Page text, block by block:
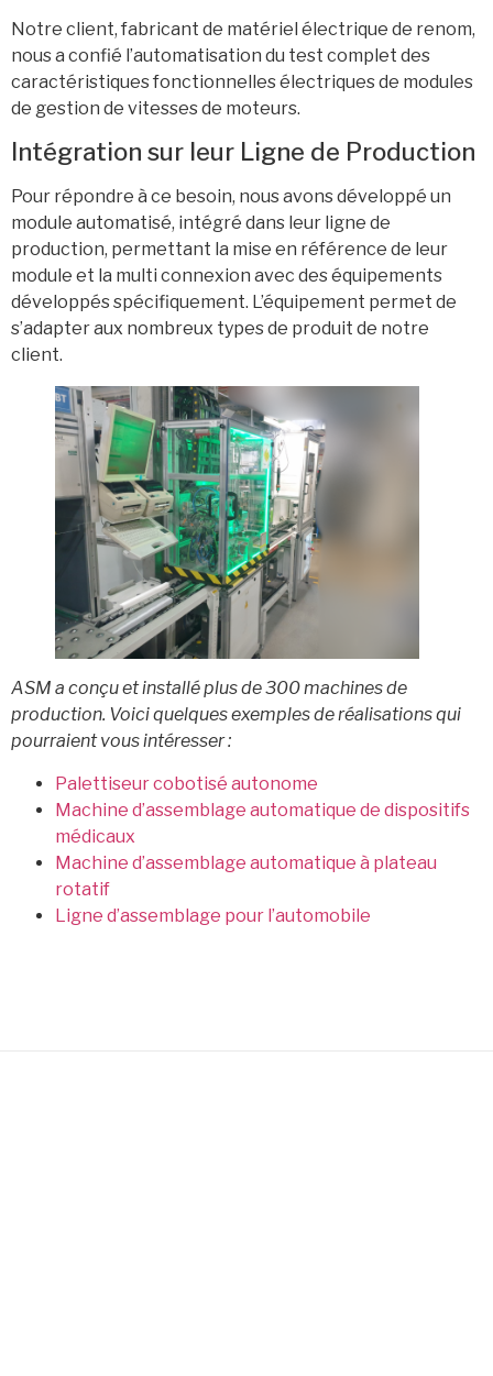
Notre client, fabricant de matériel électrique de renom,
nous a confié l’automatisation du test complet des
caractéristiques fonctionnelles électriques de modules
de gestion de vitesses de moteurs.
Intégration sur leur Ligne de Production
Pour répondre à ce besoin, nous avons développé un
module automatisé, intégré dans leur ligne de
production, permettant la mise en référence de leur
module et la multi connexion avec des équipements
développés spécifiquement. L’équipement permet de
s’adapter aux nombreux types de produit de notre
client.
ASM a conçu et installé plus de 300 machines de
production. Voici quelques exemples de réalisations qui
pourraient vous intéresser :
Palettiseur cobotisé autonome
Machine d’assemblage automatique de dispositifs
médicaux
Machine d’assemblage automatique à plateau
rotatif
Ligne d’assemblage pour l’automobile